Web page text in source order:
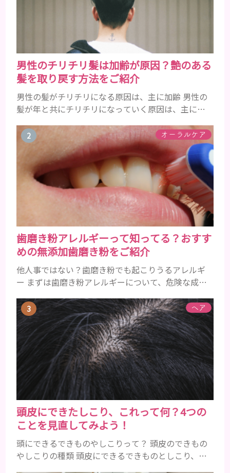
男性のチリチリ髪は加齢が原因？艶のある
髪を取り戻す方法をご紹介
男性の髪がチリチリになる原因は、主に加齢 男性の
髪が年と共にチリチリになっていく原因は、主に加
にツヤがあった男性も、いつのまにか髪がチリチリ
でペタンとするようになったと感じる人もいるでし
ょう。特に大人の男性としての魅力が出てくる40代
以降の男性に悩んでいる人が多い傾向があります。
髪が生え変わるサイクルは、年齢と共に乱れていき
ます。髪が太くならないま...
オーラルケア
歯磨き粉アレルギーって知ってる？おすす
めの無添加歯磨き粉をご紹介
他人事ではない？歯磨き粉でも起こりうるアレルギ
ー まずは歯磨き粉アレルギーについて、危険な成分
まれるアレルギーを起こすおそれのある成分 まず、
普段お使いの歯磨き粉に含まれているどの成分にア
レルギーを引き起こすおそれがあるのかを説明しま
すね。 •フッ素･･･歯の表面のエナメルを守り強くし
たり、虫歯と防ぐ働きを持つ成分 •香味料 ･･･歯磨き
粉の風味や爽...
ヘア
頭皮にできたしこり、これって何？4つの
ことを見直してみよう！
頭にできるできものやしこりって？ 頭皮のできもの
やしこりの種類 頭皮にできるできものとしこり、と